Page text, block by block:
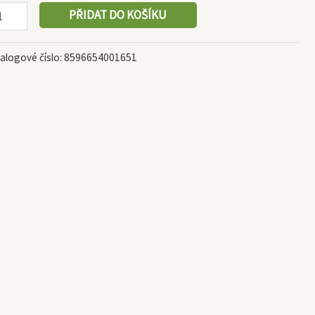
PŘIDAT DO KOŠÍKU
číslo: 8596654001651